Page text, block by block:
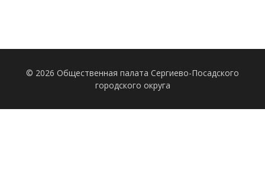
© 2026 Общественная палата Сергиево-Посадского
городского округа